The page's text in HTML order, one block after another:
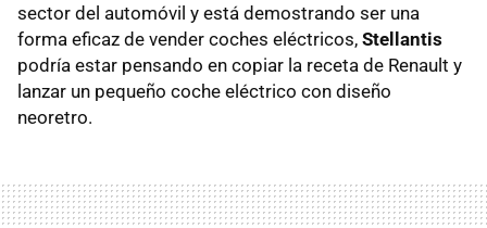
sector del automóvil y está demostrando ser una
forma eficaz de vender coches eléctricos, Stellantis
podría estar pensando en copiar la receta de Renault y
lanzar un pequeño coche eléctrico con diseño
neoretro.